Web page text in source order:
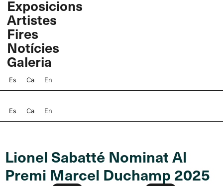
Vés
contingut
Exposicions
Artistes
Fires
Notícies
Galeria
Es Ca En
Es Ca En
Lionel Sabatté Nominat Al
Premi Marcel Duchamp 2025